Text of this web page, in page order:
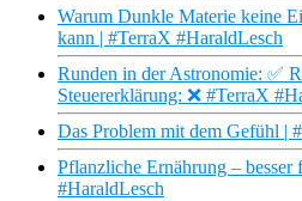
Warum Dunkle Materie keine
kann | #TerraX #HaraldLesch
Runden in der Astronomie: ✅
Steuererklärung: ❌ #TerraX
Das Problem mit dem Gefühl |
Pflanzliche Ernährung –
#HaraldLesch